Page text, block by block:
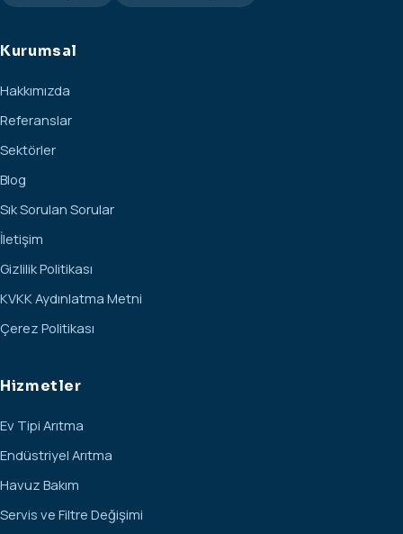
Kurumsal
Hakkımızda
Referanslar
Sektörler
Blog
Sık Sorulan Sorular
İletişim
Gizlilik Politikası
KVKK Aydınlatma Metni
Çerez Politikası
Hizmetler
Ev Tipi Arıtma
Endüstriyel Arıtma
Havuz Bakım
Servis ve Filtre Değişimi